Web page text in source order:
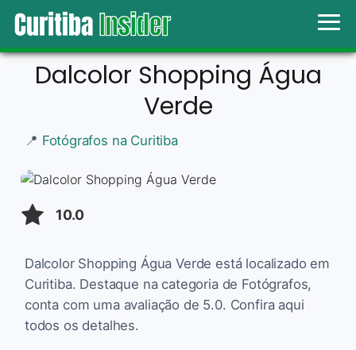
Dalcolor Shopping Água
Verde
📍 Fotógrafos na Curitiba
10.0
Dalcolor Shopping Água Verde está localizado em
Curitiba. Destaque na categoria de Fotógrafos,
conta com uma avaliação de 5.0. Confira aqui
todos os detalhes.